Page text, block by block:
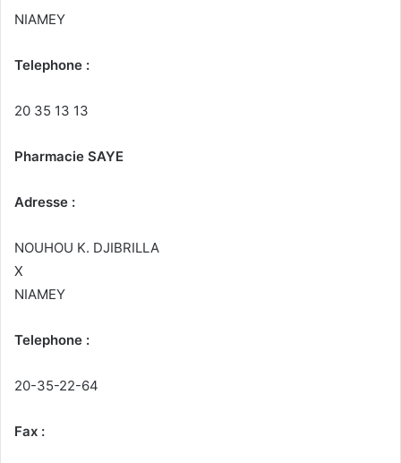
NIAMEY
Telephone :
20 35 13 13
Pharmacie SAYE
Adresse :
NOUHOU K. DJIBRILLA
X
NIAMEY
Telephone :
20-35-22-64
Fax :